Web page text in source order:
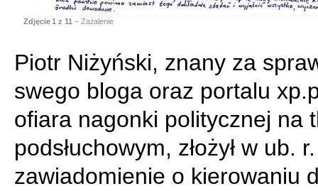
Zdjęcie1 z 11 – Zażalenie
Piotr Niżyński, znany za
swego bloga oraz portalu
ofiara nagonki politycznej na
podsłuchowym, złożył w ub. r.
zawiadomienie o kierowaniu